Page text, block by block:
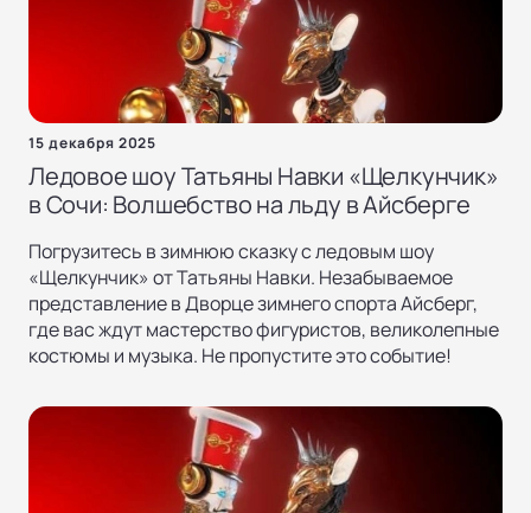
15 декабря 2025
Ледовое шоу Татьяны Навки «Щелкунчик»
в Сочи: Волшебство на льду в Айсберге
Погрузитесь в зимнюю сказку с ледовым шоу
«Щелкунчик» от Татьяны Навки. Незабываемое
представление в Дворце зимнего спорта Айсберг,
где вас ждут мастерство фигуристов, великолепные
костюмы и музыка. Не пропустите это событие!